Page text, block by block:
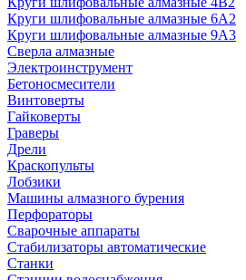
Круги шлифовальные алмазные 6A2
Круги шлифовальные алмазные 9А3
Сверла алмазные
Электроинструмент
Бетоносмесители
Винтоверты
Гайковерты
Граверы
Дрели
Краскопульты
Лобзики
Машины алмазного бурения
Перфораторы
Сварочные аппараты
Стабилизаторы автоматические
Станки